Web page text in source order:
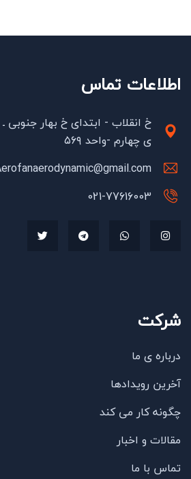
اطلاعات تماس
خ انقلاب - ابتدای خ بهار جنوبی
ی چهارم -واحد ۵۶۹
021-77616003
شرکت
درباره ی ما
آخرین رویدادها
چگونه کار می کند
مقالات و اخبار
تماس با ما